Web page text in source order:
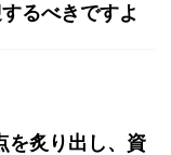
るべきですよ
を炙り出し、資